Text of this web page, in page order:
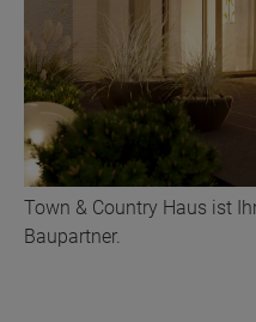
Town & Country Haus ist
Baupartner.